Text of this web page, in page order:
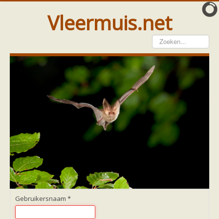
Vleermuis.net
Vleermuis gezien
Waarneming doorgeven
Wat doen wij met meldingen
Telinstructie
Waarnemingen doorgeven elders
Hulp
Vleermuis gevonden
Vanginstructie
Hulp per email
Hulp per provincie
Drenthe
Groningen
Home
Gebruikersnaam *